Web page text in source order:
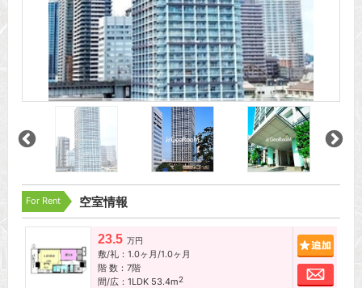
For Rent 空室情報
23.5 万円
敷/礼：1.0ヶ月/1.0ヶ月
階 数：7階
間/広：1LDK 53.4m2
お問